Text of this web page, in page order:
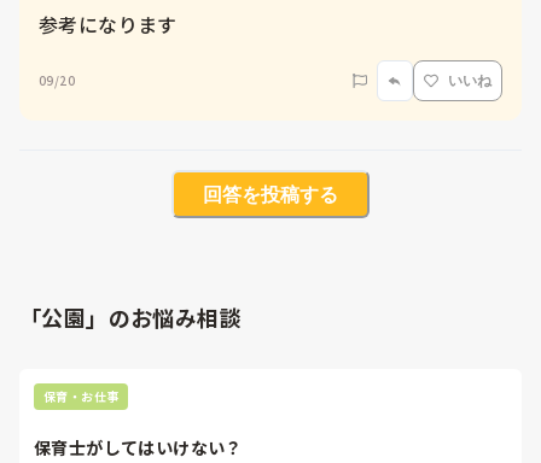
参考になります
09/20 いいね
回答を投稿する
「公園」のお悩み相談
保育・お仕事
保育士がしてはいけない？